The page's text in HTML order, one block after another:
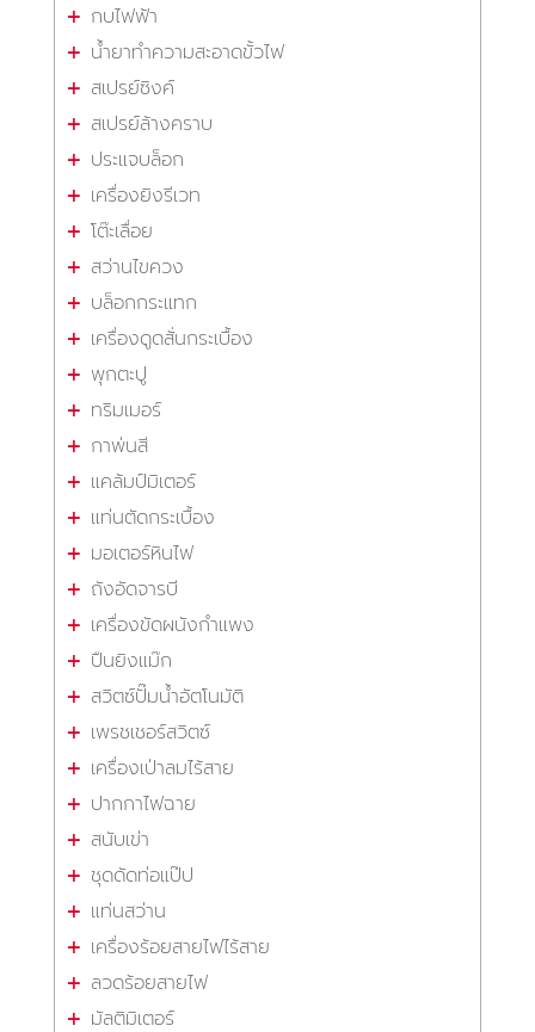
กบไฟฟ้า
น้ำยาทำความสะอาดขั้วไฟ
สเปรย์ซิงค์
สเปรย์ล้างคราบ
ประแจบล็อก
เครื่องยิงรีเวท
โต๊ะเลื่อย
สว่านไขควง
บล็อกกระแทก
เครื่องดูดสั่นกระเบื้อง
พุกตะปู
ทริมเมอร์
กาพ่นสี
แคล้มป์มิเตอร์
แท่นตัดกระเบื้อง
มอเตอร์หินไฟ
ถังอัดจารบี
เครื่องขัดผนังกำแพง
ปืนยิงแม๊ก
สวิตซ์ปั๊มน้ำอัตโนมัติ
เพรชเชอร์สวิตซ์
เครื่องเป่าลมไร้สาย
ปากกาไฟฉาย
สนับเข่า
ชุดดัดท่อแป๊ป
แท่นสว่าน
เครื่องร้อยสายไฟไร้สาย
ลวดร้อยสายไฟ
มัลติมิเตอร์